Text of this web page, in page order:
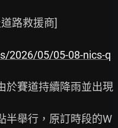
路救援商]
2026/05/05-08-nics-q
於賽道持續降雨並出現
半舉行，原訂時段的W